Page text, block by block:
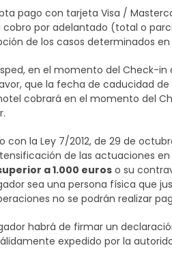
pago con tarjeta Visa /
por adelantado (total o
de los casos determinados
huésped, en el momento del
que la fecha de caducidad
cobrará en el momento del
con la Ley 7/2012, de 29 de
de las actuaciones
a 1.000 euroso su
sea una persona física que
no se podrán realizar
habrá de firmar un
expedido por la